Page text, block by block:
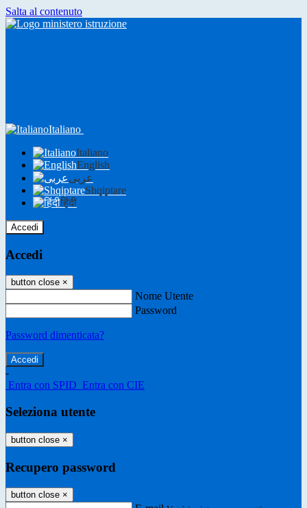
Salta al contenuto
Italiano
Italiano
English
عربى
Shqiptare
हिंदी
Accedi
Accedi
button close ×
Nome Utente
Password
Password dimenticata?
-
Entra con SPID Entra con CIE
Seleziona utente
button close ×
Recupero password
button close ×